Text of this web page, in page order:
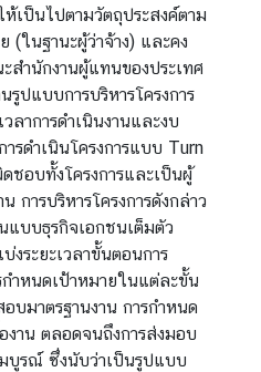
ห้เป็นไปตามวัตถุประสงค์ตาม
(ในฐานะผู้ว่าจ้าง) และคง
สำนักงานผู้แทนของประเทศ
รูปแบบการบริหารโครงการ
ลาการดำเนินงานและงบ
รดำเนินโครงการแบบ Turn
ชอบทั้งโครงการและเป็นผู้
การบริหารโครงการดังกล่าว
แบบธุรกิจเอกชนเต็มตัว
งระยะเวลาขั้นตอนการ
ำหนดเป้าหมายในแต่ละขั้น
บมาตรฐานงาน การกำหนด
งาน ตลอดจนถึงการส่งมอบ
บูรณ์ ซึ่งนับว่าเป็นรูปแบบ